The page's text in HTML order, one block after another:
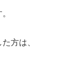
方は、